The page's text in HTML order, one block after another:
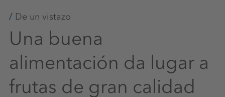
De un vistazo
Una buena
alimentación da lugar a
frutas de gran calidad